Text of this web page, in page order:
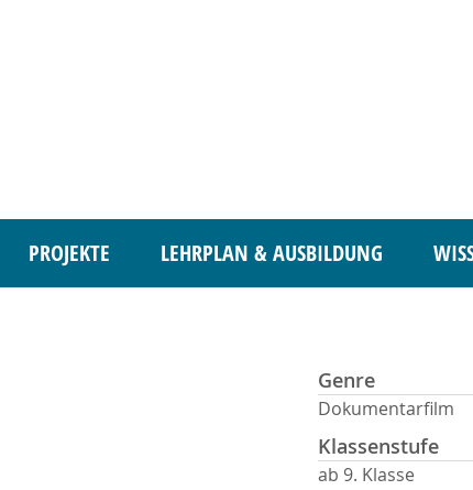
PROJEKTE LEHRPLAN & AUSBILDUNG
Genre
Dokumentarfilm
Klassenstufe
ab 9. Klasse